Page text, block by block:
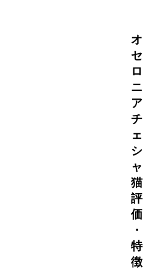
オ
セ
ロ
ニ
ア
チ
ェ
シ
ャ
猫
評
価
・
特
徴